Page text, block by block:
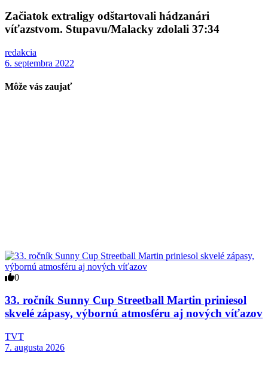
Začiatok extraligy odštartovali hádzanári
víťazstvom. Stupavu/Malacky zdolali 37:34
redakcia
6. septembra 2022
Môže vás zaujať
0
33. ročník Sunny Cup Streetball Martin priniesol
skvelé zápasy, výbornú atmosféru aj nových víťazov
TVT
7. augusta 2026